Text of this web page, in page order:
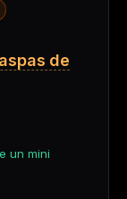
de
un mini